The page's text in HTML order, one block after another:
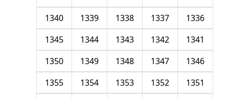
1336
1337
1338
1339
1340
1341
1342
1343
1344
1345
1346
1347
1348
1349
1350
1351
1352
1353
1354
1355